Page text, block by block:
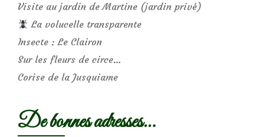
Visite au jardin de Martine (jardin privé)
La volucelle transparente
Insecte : Le Clairon
Sur les fleurs de circe…
Corise de la Jusquiame
De bonnes adresses…